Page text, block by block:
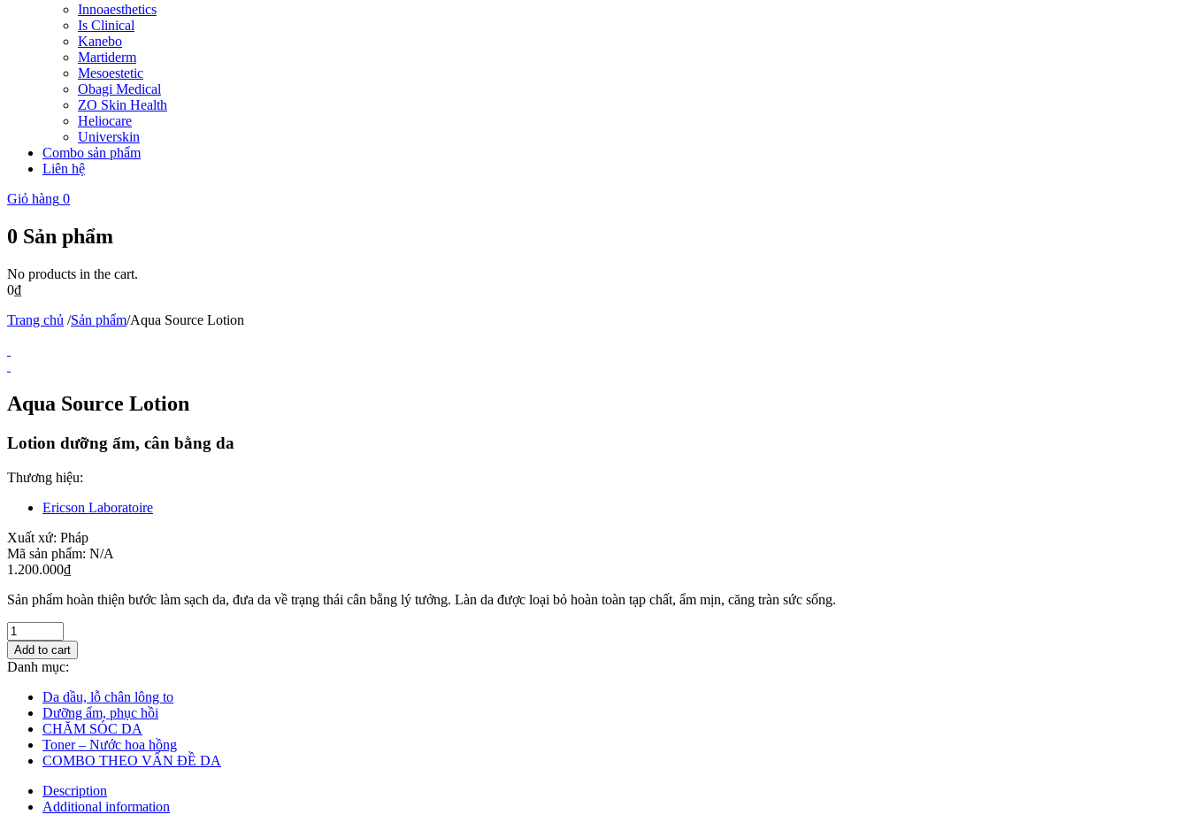
Innoaesthetics
Is Clinical
Kanebo
Martiderm
Mesoestetic
Obagi Medical
ZO Skin Health
Heliocare
Universkin
Combo sản phẩm
Liên hệ
Giỏ hàng 0
0 Sản phẩm
No products in the cart.
0₫
Trang chủ /Sản phẩm/Aqua Source Lotion
Aqua Source Lotion
Lotion dưỡng ẩm, cân bằng da
Thương hiệu:
Ericson Laboratoire
Xuất xứ: Pháp
Mã sản phẩm: N/A
1.200.000₫
Sản phẩm hoàn thiện bước làm sạch da, đưa da về trạng thái cân bằng lý tưởng. Làn da được loại bỏ hoàn toàn tạp chất, ẩm mịn, căng tràn sức sống.
Add to cart
Danh mục:
Da dầu, lỗ chân lông to
Dưỡng ẩm, phục hồi
CHĂM SÓC DA
Toner – Nước hoa hồng
COMBO THEO VẤN ĐỀ DA
Description
Additional information